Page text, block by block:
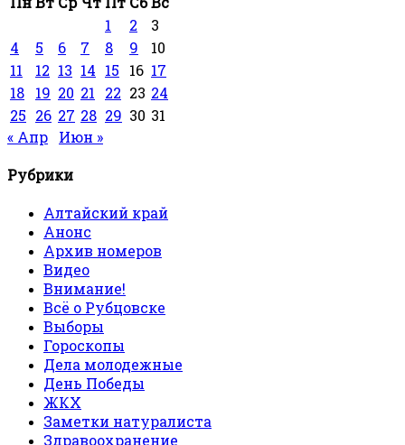
1
2
3
4
5 6 7 8 9
10
11
12 13 14 15 16 17
18
19 20 21 22 23 24
25 26 27 28 29 30 31
« Апр
Июн »
Рубрики
Алтайский край
Анонс
Архив номеров
Видео
Внимание!
Всё о Рубцовске
Выборы
Гороскопы
Дела молодежные
День Победы
ЖКХ
Заметки натуралиста
Здравоохранение